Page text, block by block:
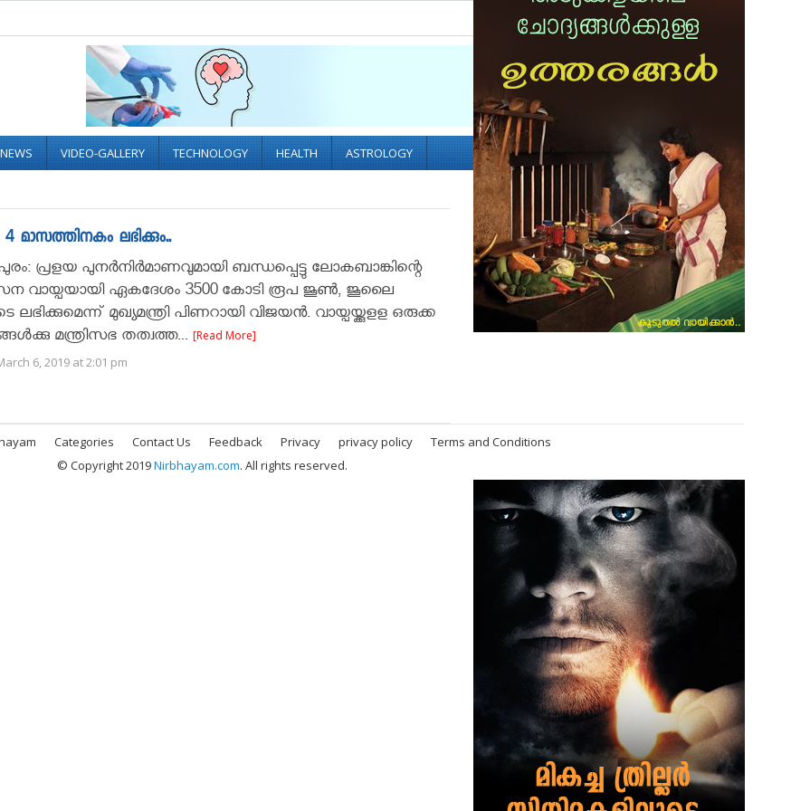
Socialize with us
VIDEO-GALLERY TECHNOLOGY HEALTH ASTROLOGY
മാസത്തിനകം ലഭിക്കും..
പ്രളയ പുനർനിർമാണവുമായി ബന്ധപ്പെട്ടു ലോകബാങ്കിന്റെ
വായ്പയായി ഏകദേശം 3500 കോടി രൂപ ജൂൺ, ജൂലൈ
മുഖ്യമന്ത്രി പിണറായി വിജയൻ. വായ്പയ്ക്കുളള ഒരുക്ക
മന്ത്രിസഭ തത്വത്ത... [Read More]
6, 2019 at 2:01 pm
Categories Contact Us Feedback Privacy privacy policy
Terms and Conditions
© Copyright 2019Nirbhayam.com. All rights reserved.